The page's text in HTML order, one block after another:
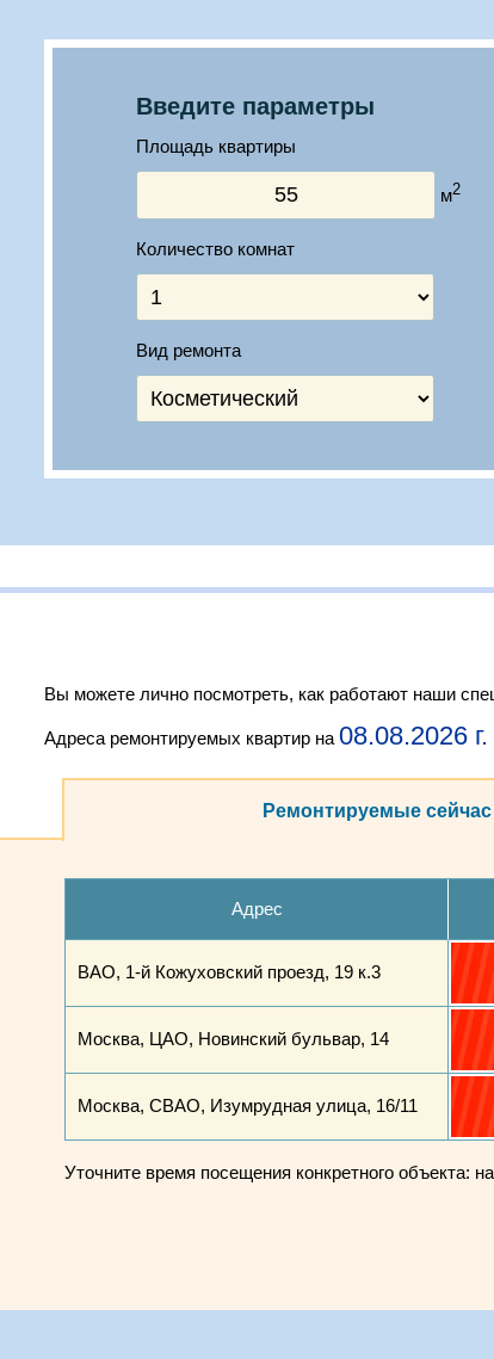
Введите параметры
Площадь квартиры
м2
Количество комнат
Вид ремонта
Вы можете лично посмотреть, как работают наши
Адреса ремонтируемых квартир на 08.08.2026 г.
Ремонтируемые
Адрес
ВАО, 1-й Кожуховский проезд, 19 к.3
Москва, ЦАО, Новинский бульвар, 14
Москва, СВАО, Изумрудная улица, 16/11
Уточните время посещения конкретного объекта: